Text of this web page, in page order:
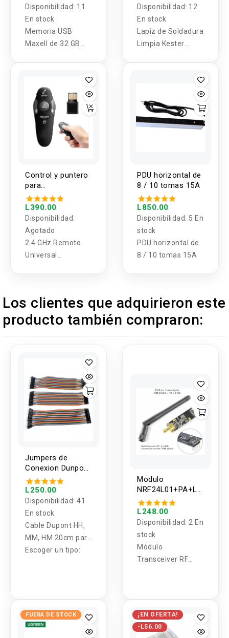
Disponibilidad: 11
En stock
Memoria USB
Maxell de 32 GB
Disponibilidad: 12
En stock
Lapiz de Soldadura
Limpia Kester
Control y puntero
para
presentaciones
L390.00
Disponibilidad:
Agotado
2.4 GHz Remoto
Universal
USB Control
Remoto PPT
PDU horizontal de
8 / 10 tomas 15A
L850.00
Disponibilidad: 5 En
stock
PDU horizontal de
8 / 10 tomas 15A
Los clientes que adquirieron este
producto también compraron:
Jumpers de
Conexion Dunpont
HH - MM - MH 40
Hilos 20CM
L250.00
Disponibilidad: 41
En stock
Cable Dupont HH,
MM, HM 20cm para
realizar
sencilla
Escoger un tipo:
Modulo
NRF24L01+PA+LNA
2.4GHz SPI 1Km
con Antena
L248.00
Disponibilidad: 2 En
stock
Módulo
Transceiver RF
Posee una Antena
que le permite
tener un mayor
FUERA DE STOCK
¡EN OFERTA!
-L56.00